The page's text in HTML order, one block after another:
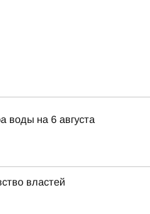
воды на 6 августа
властей